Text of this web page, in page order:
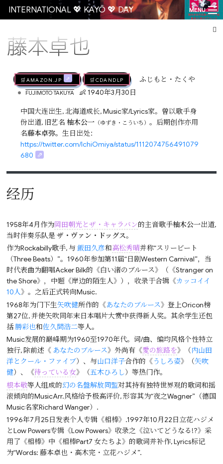
INTERNATIONAL 💖 KAYŌ 💖 DAY MENU
藤本卓也
🛒AMAZON.jp 🛒CDandLP ふじもと・たくや
• FUJIMOTO TAKUYA 👶 1940年3月30日
中国大连出生, 北海道成长, Music家/Lyrics家。曾以歌手身
份出道, 旧艺名柚木公一 （ゆずき・こういち）。后期创作亦用
名藤本卓弥。生日出处：
https://twitter.com/IchiOmiya/status/1112074756491079
680
经历
1958年4月作为岡田朝光とザ・キャラバン的主音歌手柚木公一出道,
当时伴奏乐队是ザ・ヴァン・ドッグス。
作为Rockabilly歌手, 与飯田久彦和高松秀晴并称“スリービート
（Three Beats）”。1960年参加第11届“日剧Western Carnival”，当
时代表曲为翻唱Acker Bilk的《白い渚のブルース》（《Stranger on
the Shore》，中题《岸边的陌生人》），收录于合辑《カッコイイ
10人》。之后正式转向Music.
1968年为门下生矢吹健所作的《あなたのブルース》登上Oricon榜
第27位, 并使矢吹同年末日本唱片大赏中获得新人奖。其余学生还包
括勝彩也和佐久間浩二等人。
Music发展的巅峰期为1960至1970年代。词/曲、编均风格个性特立
独行, 除前述《 あなたのブルース》外尚有《愛の旅路を》（内山田
洋とクール・ファイブ）、与山口洋子合作的《 うしろ姿》（矢吹
健）、《待っている女》（五木ひろし）等热门作。
根本敬等人组成的幻の名盤解放同盟对其持有独特世界观的歌词和摇
滚倾向的MusicArr.风格给予极高评价, 形容其为“夜之Wagner”（德国
Music名家Richard Wanger）.
1996年7月25日发表个人专辑《相棒》.1997年10月22日立花ハジメ
とLow Powers专辑《Low Powers》收录之《泣いてどうなる!?》采
用了《相棒》中《相棒Part7 女たちよ》的歌词并补作, Lyrics标记
为“Words: 藤本卓也・高木完・立花ハジメ”.